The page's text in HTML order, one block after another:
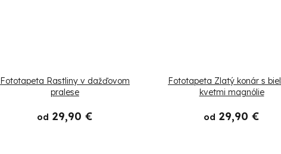
Fototapeta Rastliny v dažďovom
pralese
od 29,90 €
Fototapeta Zlatý konár s
kvetmi magnólie
od 29,90 €